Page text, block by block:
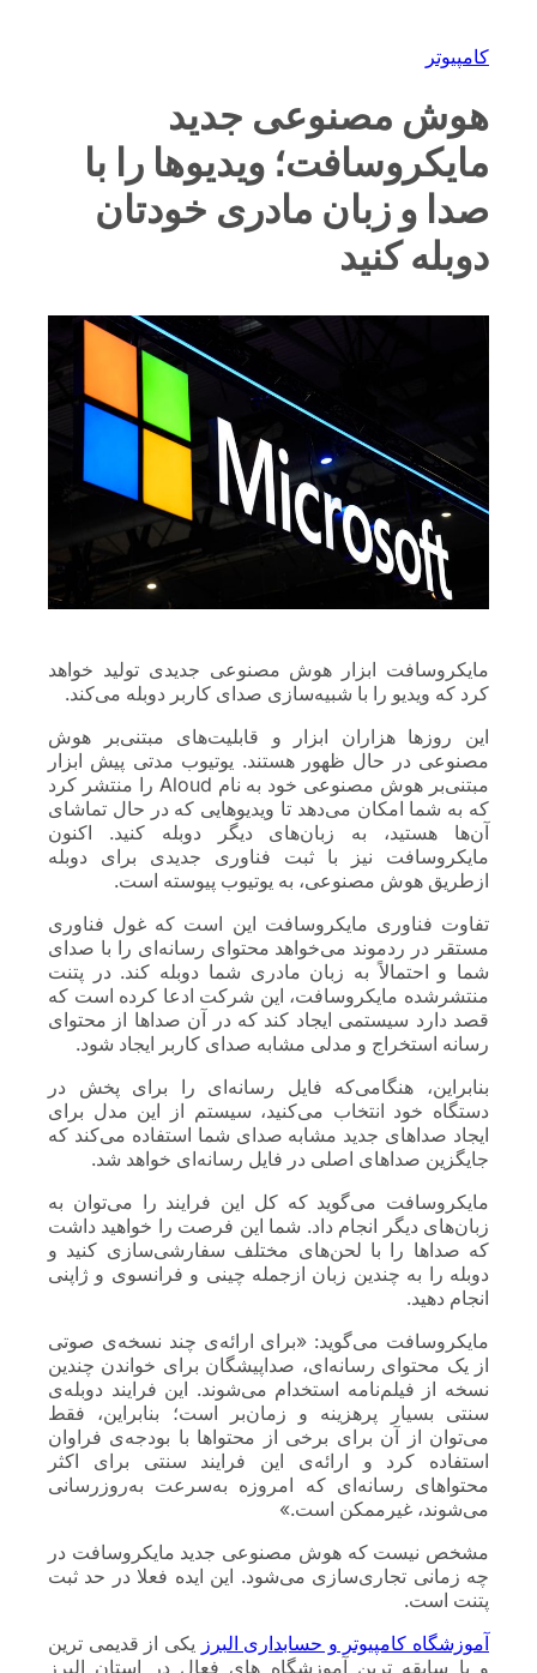
کامپیوتر
هوش مصنوعی جدید
مایکروسافت؛ ویدیوها را با
صدا و زبان مادری خودتان
دوبله کنید
مایکروسافت ابزار هوش مصنوعی جدیدی تولید خواهد
کرد که ویدیو را با شبیه‌سازی صدای کاربر دوبله می‌کند.
این روزها هزاران ابزار و قابلیت‌های مبتنی‌بر هوش
مصنوعی در حال ظهور هستند. یوتیوب مدتی پیش ابزار
مبتنی‌بر هوش مصنوعی خود به نام Aloud را منتشر کرد
که به شما امکان می‌دهد تا ویدیوهایی که در حال تماشای
آن‌ها هستید، به زبان‌های دیگر دوبله کنید. اکنون
مایکروسافت نیز با ثبت فناوری جدیدی برای دوبله‌
ازطریق هوش مصنوعی، به یوتیوب پیوسته است.
تفاوت فناوری مایکروسافت این است که غول فناوری
مستقر در ردموند می‌خواهد محتوای رسانه‌ای را با صدای
شما و احتمالاً به زبان مادری شما دوبله کند. در پتنت
منتشرشده مایکروسافت، این شرکت ادعا کرده است که
قصد دارد سیستمی ایجاد کند که در آن صداها از محتوای
رسانه استخراج و مدلی مشابه صدای کاربر ایجاد شود.
بنابراین، هنگامی‌که فایل رسانه‌ای را برای پخش در
دستگاه خود انتخاب می‌کنید، سیستم از این مدل برای
ایجاد صداهای جدید مشابه صدای شما استفاده می‌کند که
جایگزین صداهای اصلی در فایل رسانه‌ای خواهد شد.
مایکروسافت می‌گوید که کل این فرایند را می‌توان به
زبان‌های دیگر انجام داد. شما این فرصت را خواهید داشت
که صداها را با لحن‌های مختلف سفارشی‌سازی کنید و
دوبله را به چندین زبان ازجمله چینی و فرانسوی و ژاپنی
انجام دهید.
مایکروسافت می‌گوید: «برای ارائه‌ی چند نسخه‌ی صوتی
از یک محتوای رسانه‌ای، صداپیشگان برای خواندن چندین
نسخه از فیلم‌نامه استخدام می‌شوند. این فرایند دوبله‌ی
سنتی بسیار پرهزینه و زمان‌بر است؛ بنابراین، فقط
می‌توان از آن برای برخی از محتواها با بودجه‌ی فراوان
استفاده کرد و ارائه‌ی این فرایند سنتی برای اکثر
محتواهای رسانه‌ای که امروزه به‌سرعت به‌روزرسانی
می‌شوند، غیرممکن است.»
مشخص نیست که هوش مصنوعی جدید مایکروسافت در
چه زمانی تجاری‌سازی می‌شود. این ایده فعلا در حد ثبت
پتنت است.
آموزشگاه کامپیوتر و حسابداری البرز یکی از قدیمی ترین
و با سابقه ترین آموزشگاه های فعال در استان البرز